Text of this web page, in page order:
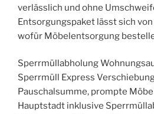
verlässlich und ohne
Entsorgungspaket lässt sich
wofür Möbelentsorgung
Sperrmüllabholung
Sperrmüll Express
Pauschalsumme, prompte
Hauptstadt inklusive